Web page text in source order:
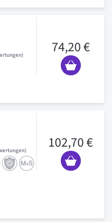
74,20 €
102,70 €